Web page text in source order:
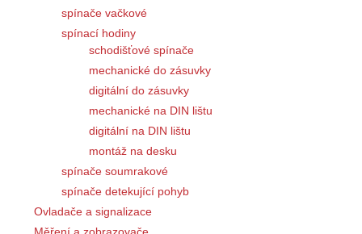
spínače vačkové
spínací hodiny
schodišťové spínače
mechanické do zásuvky
digitální do zásuvky
mechanické na DIN lištu
digitální na DIN lištu
montáž na desku
spínače soumrakové
spínače detekující pohyb
Ovladače a signalizace
Měření a zobrazovače